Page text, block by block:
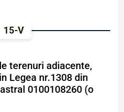
15-V
terenuri adiacente,
Legea nr.1308 din
0100108260 (o